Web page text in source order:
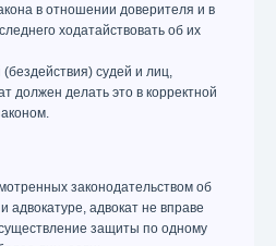
в отношении доверителя и в
ходатайствовать об их
судей и лиц,
должен делать это в корректной
законодательством об
адвокатуре, адвокат не вправе
защиты по одному